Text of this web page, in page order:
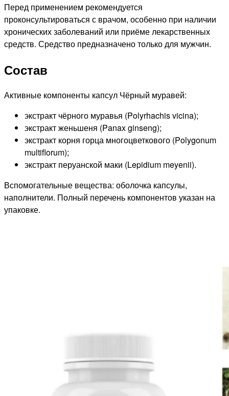
Перед применением рекомендуется
проконсультироваться с врачом, особенно при наличии
хронических заболеваний или приёме лекарственных
средств. Средство предназначено только для мужчин.
Состав
Активные компоненты капсул Чёрный муравей:
экстракт чёрного муравья (Polyrhachis vicina);
экстракт женьшеня (Panax ginseng);
экстракт корня горца многоцветкового (Polygonum
multiflorum);
экстракт перуанской маки (Lepidium meyenii).
Вспомогательные вещества: оболочка капсулы,
наполнители. Полный перечень компонентов указан на
упаковке.